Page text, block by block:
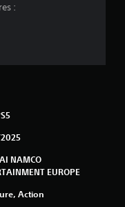
i
:
NAMCO
EUROPE
Action